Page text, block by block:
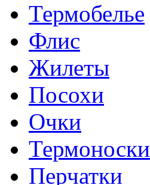
Термобелье
Флис
Жилеты
Посохи
Очки
Термоноски
Перчатки